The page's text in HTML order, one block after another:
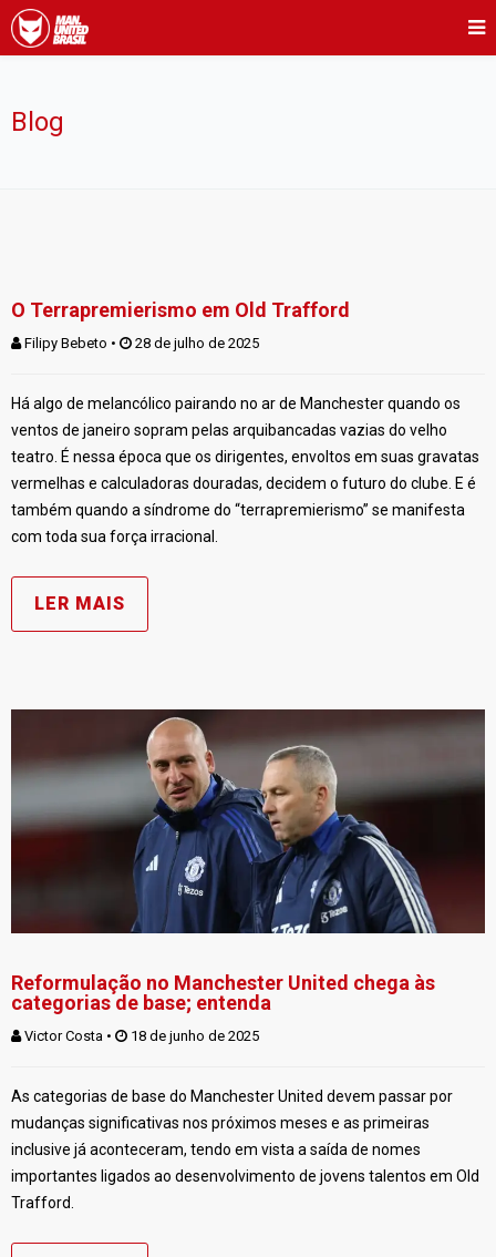
Blog
O Terrapremierismo em Old Trafford
Filipy Bebeto • 28 de julho de 2025
Há algo de melancólico pairando no ar de Manchester quando os
ventos de janeiro sopram pelas arquibancadas vazias do velho
teatro. É nessa época que os dirigentes, envoltos em suas gravatas
vermelhas e calculadoras douradas, decidem o futuro do clube. E é
também quando a síndrome do “terrapremierismo” se manifesta
com toda sua força irracional.
LER MAIS
Reformulação no Manchester United chega às
categorias de base; entenda
Victor Costa • 18 de junho de 2025
As categorias de base do Manchester United devem passar por
mudanças significativas nos próximos meses e as primeiras
inclusive já aconteceram, tendo em vista a saída de nomes
importantes ligados ao desenvolvimento de jovens talentos em Old
Trafford.